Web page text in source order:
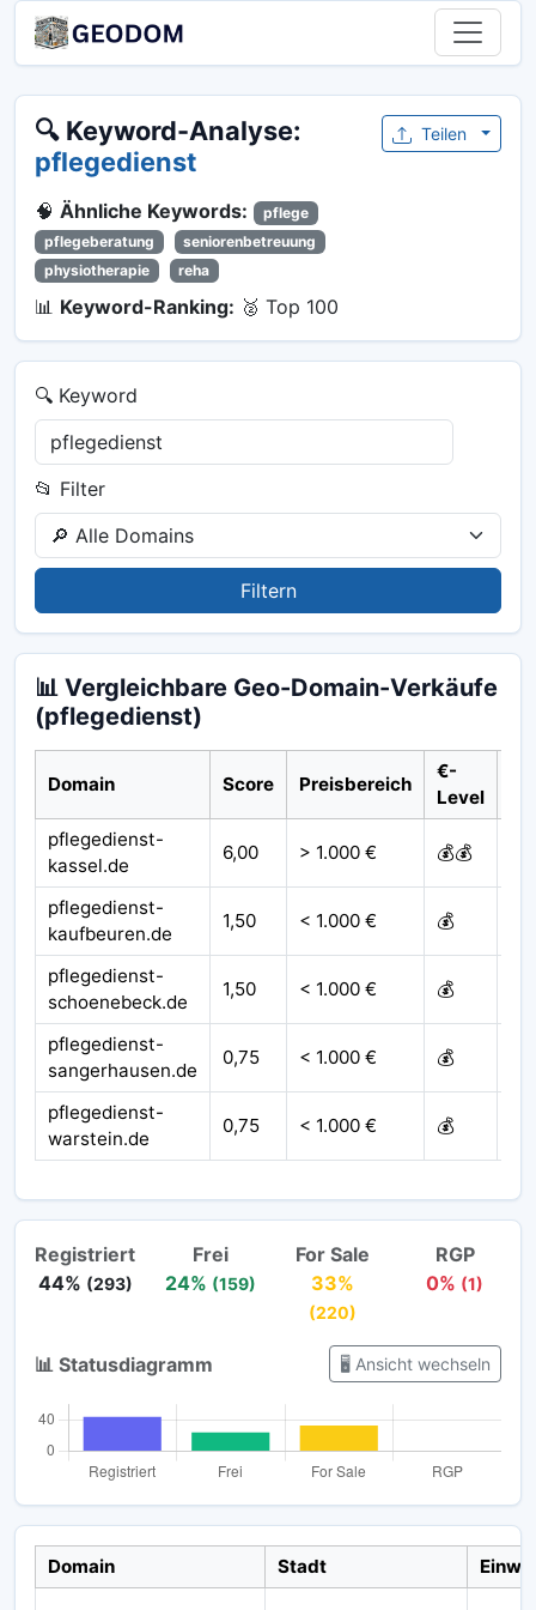
🔍 Keyword-Analyse:
pflegedienst
🧠 Ähnliche Keywords:
pflege
pflegeberatung
seniorenbetreuung
physiotherapie
reha
📊 Keyword-Ranking: 🥈 Top 100
Teilen
🔍 Keyword
📂 Filter
Filtern
📊 Vergleichbare Geo-Domain-Verkäufe
(pflegedienst)
Domain Score Preisbereich
€-
Level
pflegedienst-
kassel.de
6,00 > 1.000 € 💰💰
pflegedienst-
kaufbeuren.de
1,50 < 1.000 € 💰
pflegedienst-
schoenebeck.de
1,50 < 1.000 € 💰
pflegedienst-
sangerhausen.de
0,75 < 1.000 € 💰
pflegedienst-
warstein.de
0,75 < 1.000 € 💰
Registriert
44% (293)
Frei
24% (159)
For Sale
33%
(220)
RGP
0% (1)
📊 Statusdiagramm 🖥️ Ansicht wechseln
Domain Stadt